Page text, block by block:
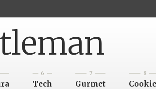
6
Tech
7
Gurmet
8